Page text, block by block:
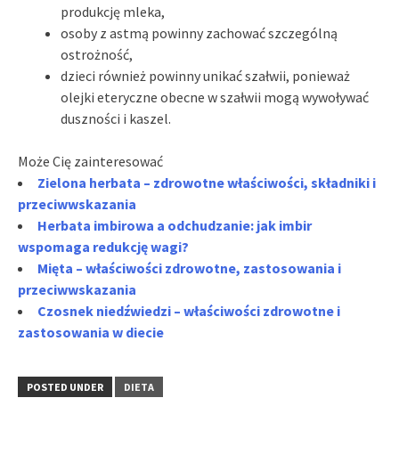
produkcję mleka,
osoby z astmą powinny zachować szczególną
ostrożność,
dzieci również powinny unikać szałwii, ponieważ
olejki eteryczne obecne w szałwii mogą wywoływać
duszności i kaszel.
Może Cię zainteresować
Zielona herbata – zdrowotne właściwości, składniki i
przeciwwskazania
Herbata imbirowa a odchudzanie: jak imbir
wspomaga redukcję wagi?
Mięta – właściwości zdrowotne, zastosowania i
przeciwwskazania
Czosnek niedźwiedzi – właściwości zdrowotne i
zastosowania w diecie
POSTED UNDER DIETA